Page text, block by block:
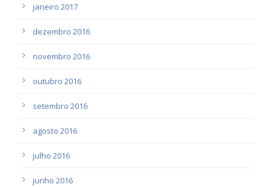
janeiro 2017
dezembro 2016
novembro 2016
outubro 2016
setembro 2016
agosto 2016
julho 2016
junho 2016